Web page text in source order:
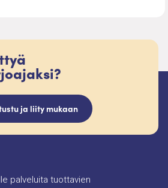
ja liity mukaan
palveluita tuottavien